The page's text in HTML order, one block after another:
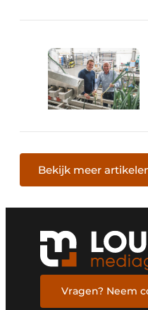
Bekijk meer
Vragen? Neem